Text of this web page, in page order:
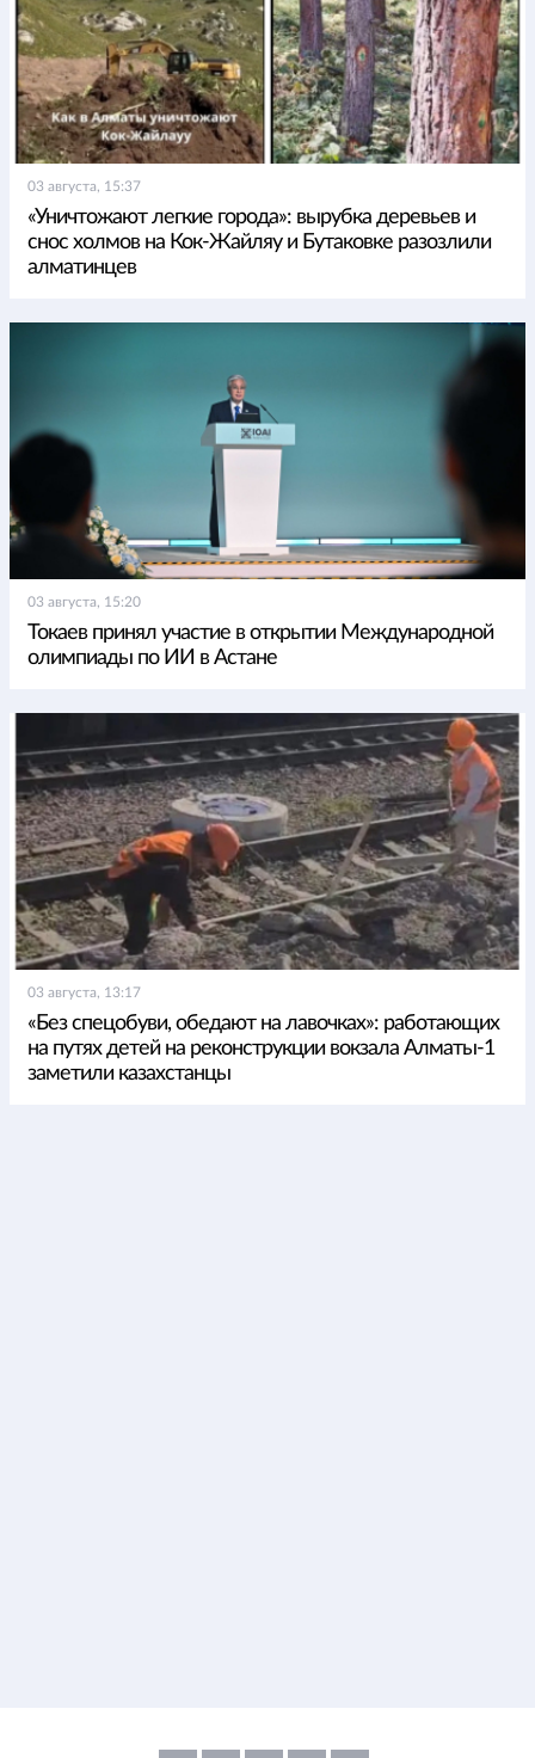
03 августа, 15:37
«Уничтожают легкие города»: вырубка деревьев и
снос холмов на Кок-Жайляу и Бутаковке разозлили
алматинцев
03 августа, 15:20
Токаев принял участие в открытии Международной
олимпиады по ИИ в Астане
03 августа, 13:17
«Без спецобуви, обедают на лавочках»: работающих
на путях детей на реконструкции вокзала Алматы-1
заметили казахстанцы